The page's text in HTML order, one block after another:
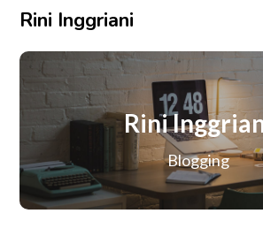
Rini Inggriani
Rini
Blogging